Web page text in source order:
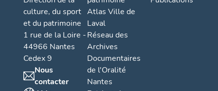
culture, du sport
et du patrimoine
1 rue de la Loire -
44966 Nantes
Cedex 9
Nous
contacter
Atlas Ville de
Laval
Réseau des
Archives
Documentaires
de l'Oralité
Nantes